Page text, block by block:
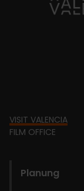
https://
Footer
VISIT VALENCIA
FILM OFFICE
Planung